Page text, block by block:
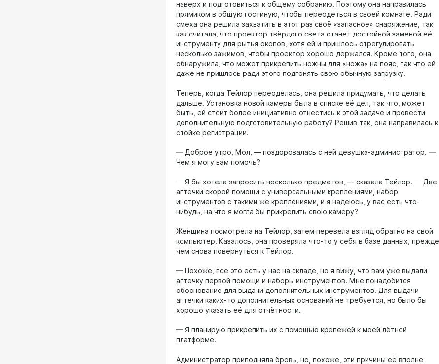
наверх и подготовиться к общему собранию. Поэтому она направилась
прямиком в общую гостиную, чтобы переодеться в своей комнате. Ради
смеха она решила захватить в этот раз своё «запасное» снаряжение, так
как считала, что проектор твёрдого света станет достойной заменой её
инструменту для рытья окопов, хотя ей и пришлось отрегулировать
несколько зажимов, чтобы проектор хорошо держался. Кроме того, она
обнаружила, что может прикрепить ножны для «ножа» на пояс, так что ей
даже не пришлось ради этого подгонять свою обычную загрузку.
Теперь, когда Тейлор переоделась, она решила придумать, что делать
дальше. Установка новой камеры была в списке её дел, так что, может
быть, ей стоит более инициативно отнестись к этой задаче и провести
дополнительную подготовительную работу? Решив так, она направилась к
стойке регистрации.
— Доброе утро, Мол, — поздоровалась с ней девушка-администратор. —
Чем я могу вам помочь?
— Я бы хотела запросить несколько предметов, — сказала Тейлор. — Две
аптечки скорой помощи с универсальными креплениями, набор
инструментов с такими же креплениями, и я надеюсь, у вас есть что-
нибудь, на что я могла бы прикрепить свою камеру?
Женщина посмотрела на Тейлор, затем перевела взгляд обратно на свой
компьютер. Казалось, она проверяла что-то у себя в базе данных, прежде
чем снова повернуться к Тейлор.
— Похоже, всё это есть у нас на складе, но я вижу, что вам уже выдали
аптечку первой помощи и наборы инструментов. Мне понадобится
обоснование для выдачи дополнительных инструментов. Для выдачи
аптечки каких-то дополнительных оснований не требуется, но было бы
хорошо указать её для отчётности.
— Я планирую прикрепить их с помощью крепежей к моей лётной
платформе.
Администратор приподняла бровь, но, похоже, эти причины её вполне